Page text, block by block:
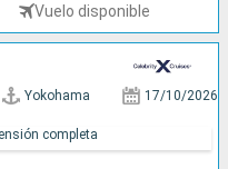
Vuelo disponible
Yokohama 17/10/2026
completa